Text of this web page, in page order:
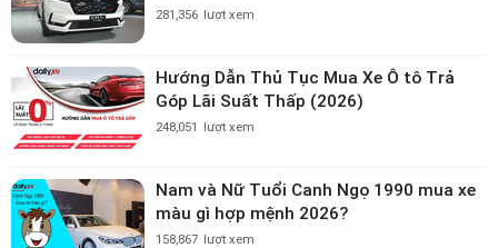
281,356 lượt xem
Hướng Dẫn Thủ Tục Mua Xe Ô tô Trả
Góp Lãi Suất Thấp (2026)
248,051 lượt xem
Nam và Nữ Tuổi Canh Ngọ 1990 mua xe
màu gì hợp mệnh 2026?
158,867 lượt xem